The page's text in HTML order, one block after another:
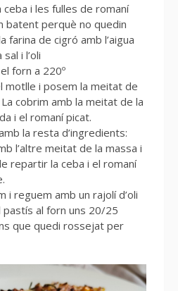
ceba i les fulles de romaní
batent perquè no quedin
farina de cigró amb l’aigua
i l’oli
forn a 220º
motlle i posem la meitat de
cobrim amb la meitat de la
i el romaní picat.
la resta d’ingredients:
l’altre meitat de la massa i
repartir la ceba i el romaní
i reguem amb un rajolí d’oli
pastís al forn uns 20/25
que quedi rossejat per